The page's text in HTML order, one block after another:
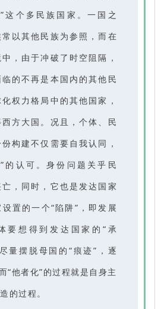
这个多民族国家。一国之
以其他民族为参照，而在
，由于冲破了时空阻隔，
的不再是本国内的其他民
权力格局中的其他国家，
方大国。况且，个体、民
构建不仅需要自我认同，
的认可。身份问题关乎民
，同时，它也是发达国家
置的一个“陷阱”，即发展
要想得到发达国家的“承
量摆脱母国的“痕迹”，逐
“他者化”的过程就是自身主
的过程。